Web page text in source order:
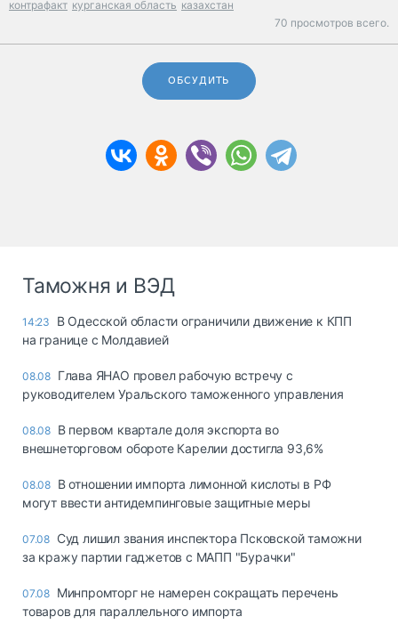
контрафакт курганская область казахстан
70 просмотров всего.
ОБСУДИТЬ
Таможня и ВЭД
14:23
В Одесской области ограничили движение к КПП
на границе с Молдавией
08.08 Глава ЯНАО провел рабочую встречу с
руководителем Уральского таможенного управления
08.08 В первом квартале доля экспорта во
внешнеторговом обороте Карелии достигла 93,6%
08.08 В отношении импорта лимонной кислоты в РФ
могут ввести антидемпинговые защитные меры
07.08 Суд лишил звания инспектора Псковской таможни
за кражу партии гаджетов с МАПП "Бурачки"
07.08 Минпромторг не намерен сокращать перечень
товаров для параллельного импорта